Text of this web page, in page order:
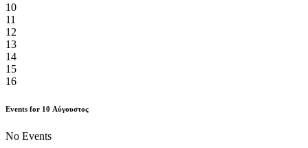
10
11
12
13
14
15
16
Events for 10 Αύγουστος
No Events